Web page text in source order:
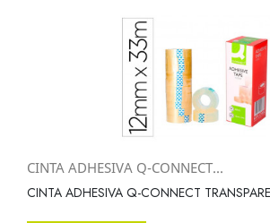
CINTA ADHESIVA Q-CONNECT...
CINTA ADHESIVA Q-CONNECT